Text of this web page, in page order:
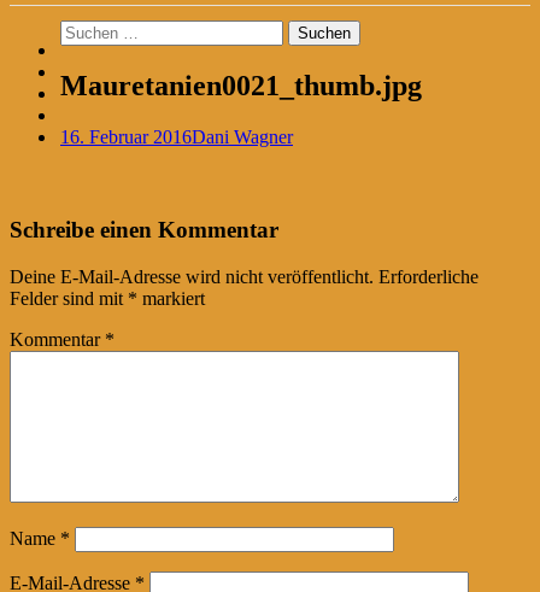
Suchen
nach:
Mauretanien0021_thumb.jpg
16. Februar 2016Dani Wagner
Post
navigation
←
Schreibe einen Kommentar
Deine E-Mail-Adresse wird nicht veröffentlicht. Erforderliche
Felder sind mit * markiert
Kommentar *
Name *
E-Mail-Adresse *